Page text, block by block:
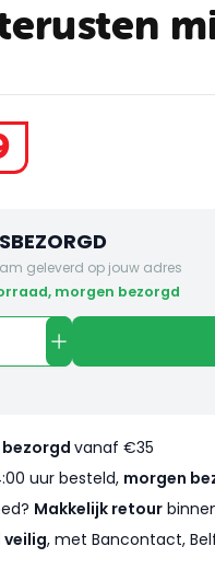
geleverd op jouw adres
morgen bezorgd
vanaf €35
uur besteld, morgen
Makkelijk retour
veilig, met Bancontact,